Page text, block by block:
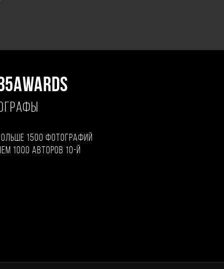
1500 фотографий
1000 авторов 10-й